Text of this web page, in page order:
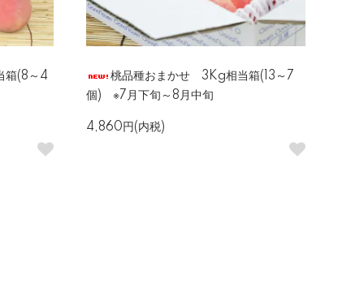
箱(8～4
桃品種おまかせ 3Kg相当箱(13～7
個) ※7月下旬～8月中旬
4,860円(内税)